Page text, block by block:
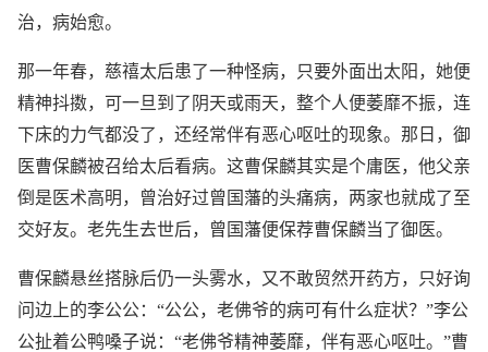
治，病始愈。
那一年春，慈禧太后患了一种怪病，只要外面出太阳，她便
精神抖擞，可一旦到了阴天或雨天，整个人便萎靡不振，连
下床的力气都没了，还经常伴有恶心呕吐的现象。那日，御
医曹保麟被召给太后看病。这曹保麟其实是个庸医，他父亲
倒是医术高明，曾治好过曾国藩的头痛病，两家也就成了至
交好友。老先生去世后，曾国藩便保荐曹保麟当了御医。
曹保麟悬丝搭脉后仍一头雾水，又不敢贸然开药方，只好询
问边上的李公公：“公公，老佛爷的病可有什么症状？”李公
公扯着公鸭嗓子说：“老佛爷精神萎靡，伴有恶心呕吐。”曹